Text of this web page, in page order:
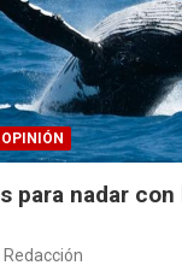
OPINIÓN
para nadar
Redacción